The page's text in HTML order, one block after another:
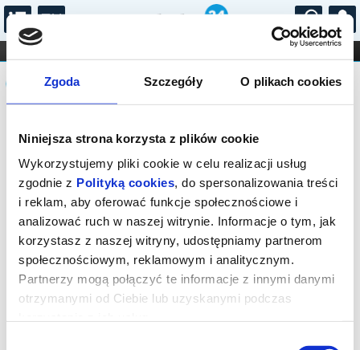
Zgoda Szczegóły O plikach cookies
Niniejsza strona korzysta z plików cookie
Wykorzystujemy pliki cookie w celu realizacji usług
zgodnie z Polityką cookies, do spersonalizowania treści
i reklam, aby oferować funkcje społecznościowe i
analizować ruch w naszej witrynie. Informacje o tym, jak
korzystasz z naszej witryny, udostępniamy partnerom
społecznościowym, reklamowym i analitycznym.
Partnerzy mogą połączyć te informacje z innymi danymi
otrzymanymi od Ciebie lub uzyskanymi podczas
...
FILHARMONIA OPERA I BALET
STAND-UP
DLA DZIECI
Komunikat
Sprzedaż biletów on-line na wydarzenie
została zakończona.